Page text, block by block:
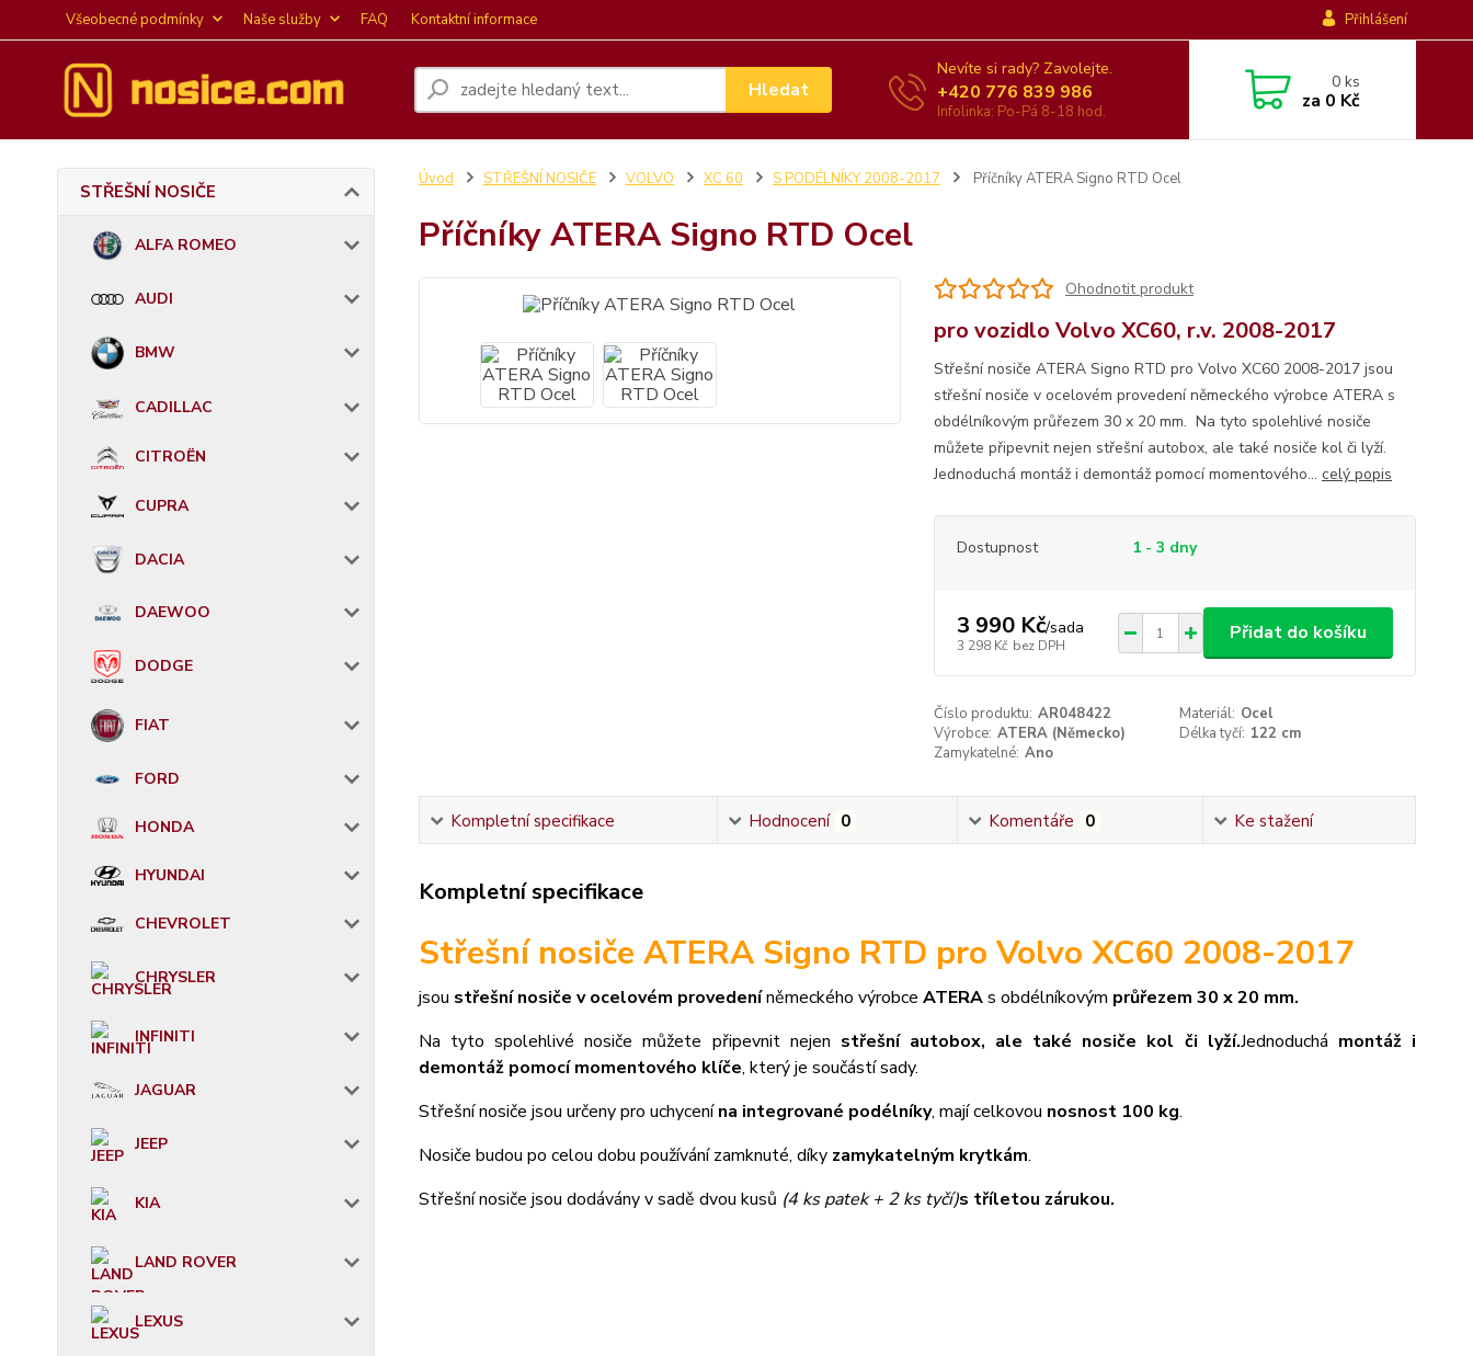
Všeobecné podmínky Naše služby FAQ Kontaktní informace Přihlášení
Hledat
Nevíte si rady? Zavolejte.
+420 776 839 986
Infolinka: Po-Pá 8-18 hod.
0ks
za 0 Kč
STŘEŠNÍ NOSIČE
ALFA ROMEO
AUDI
BMW
CADILLAC
CITROËN
CUPRA
DACIA
DAEWOO
DODGE
FIAT
FORD
HONDA
HYUNDAI
CHEVROLET
CHRYSLER
INFINITI
JAGUAR
JEEP
KIA
LAND ROVER
LEXUS
Úvod STŘEŠNÍ NOSIČE VOLVO XC 60 S PODÉLNÍKY 2008-2017 Příčníky ATERA Signo RTD Ocel
Příčníky ATERA Signo RTD Ocel
Ohodnotit produkt
pro vozidlo Volvo XC60, r.v. 2008-2017
Střešní nosiče ATERA Signo RTD pro Volvo XC60 2008-2017 jsou
střešní nosiče v ocelovém provedení německého výrobce ATERA s
obdélníkovým průřezem 30 x 20 mm. Na tyto spolehlivé nosiče
můžete připevnit nejen střešní autobox, ale také nosiče kol či lyží.
Jednoduchá montáž i demontáž pomocí momentového... celý popis
Dostupnost 1 - 3 dny
3 990 Kč/sada
3 298 Kč bez DPH
Přidat do košíku
Číslo produktu: AR048422 Materiál: Ocel
Výrobce: ATERA (Německo) Délka tyčí: 122 cm
Zamykatelné: Ano
Kompletní specifikace Hodnocení 0 Komentáře 0 Ke stažení
Kompletní specifikace
Střešní nosiče ATERA Signo RTD pro Volvo XC60 2008-2017
jsou střešní nosiče v ocelovém provedeníněmeckého výrobce ATERAs obdélníkovým průřezem 30 x 20 mm.
Na tyto spolehlivé nosiče můžete připevnit nejen střešní autobox, ale také nosiče kol či lyží.Jednoduchá montáž i
demontáž pomocí momentového klíče, který je součástí sady.
Střešní nosiče jsou určeny pro uchycenína integrované podélníky, mají celkovou nosnost 100 kg.
Nosiče budou po celou dobu používání zamknuté, díky zamykatelným krytkám.
Střešní nosiče jsou dodávány v sadě dvou kusů (4 ks patek + 2 ks tyčí)s tříletou zárukou.